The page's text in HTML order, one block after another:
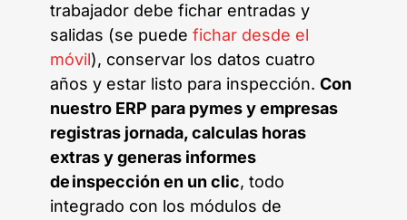
trabajador debe fichar entradas y
salidas (se puede fichar desde el
móvil), conservar los datos cuatro
años y estar listo para inspección. Con
nuestro ERP para pymes y empresas
registras jornada, calculas horas
extras y generas informes
de inspección en un clic, todo
integrado con los módulos de